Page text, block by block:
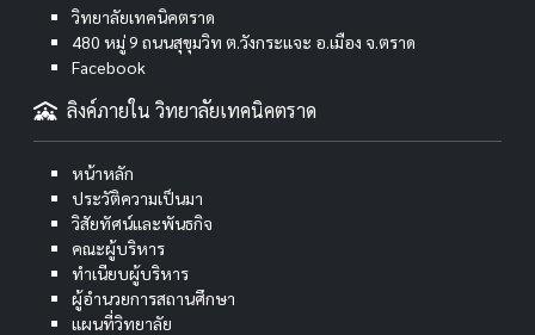
วิทยาลัยเทคนิคตราด
480 หมู่ 9 ถนนสุขุมวิท ต.วังกระแจะ อ.เมือง จ.ตราด
Facebook
ลิงค์ภายใน วิทยาลัยเทคนิคตราด
หน้าหลัก
ประวัติความเป็นมา
วิสัยทัศน์และพันธกิจ
คณะผู้บริหาร
ทำเนียบผู้บริหาร
ผู้อำนวยการสถานศึกษา
แผนที่วิทยาลัย